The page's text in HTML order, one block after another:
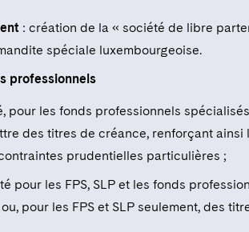
: création de la « société de libre
spéciale luxembourgeoise.
professionnels
pour les fonds professionnels
des titres de créance, renforçant
prudentielles particulières ;
pour les FPS, SLP et les fonds
pour les FPS et SLP seulement, des